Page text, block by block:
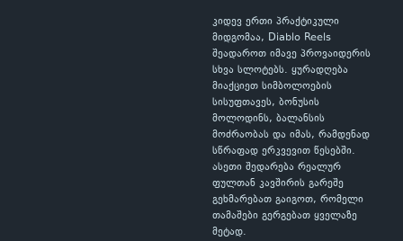
კიდევ ერთი პრაქტიკული
მიდგომაა, Diablo Reels
შეადაროთ იმავე პროვაიდერის
სხვა სლოტებს. ყურადღება
მიაქციეთ სიმბოლოების
სისუფთავეს, ბონუსის
მოლოდინს, ბალანსის
მოძრაობას და იმას, რამდენად
სწრაფად ერკვევით წესებში.
ასეთი შედარება რეალურ
ფულთან კავშირის გარეშე
გეხმარებათ გაიგოთ, რომელი
თამაშები გერგებათ ყველაზე
მეტად.